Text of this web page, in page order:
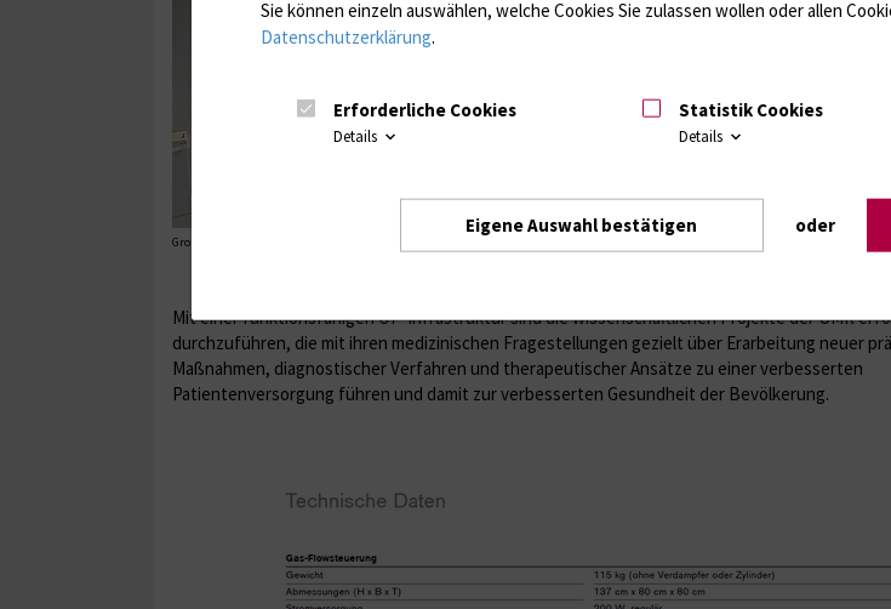
Großtier-OP im Rudolf-Zenker-Institut für Experimentelle Chirurgie, Universitätsmedizin Rostock
Mit einer funktionsfähigen OP-Infrastruktur sind die wissenschaftlichen Projekte der UMR
durchzuführen, die mit ihren medizinischen Fragestellungen gezielt über Erarbeitung neuer
Maßnahmen, diagnostischer Verfahren und therapeutischer Ansätze zu einer verbesserten
Patientenversorgung führen und damit zur verbesserten Gesundheit der Bevölkerung.
Sie können einzeln auswählen, welche Cookies Sie zulassen wollen oder allen
Datenschutzerklärung.
Erforderliche Cookies
Details
Statistik Cookies
Details
Eigene Auswahl bestätigen oder